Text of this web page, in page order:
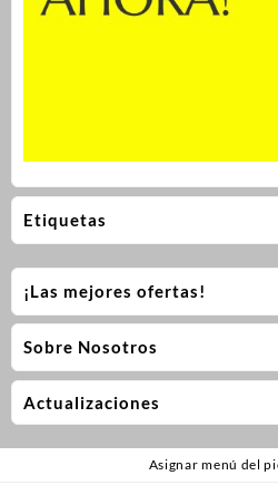
Etiquetas
¡Las mejores ofertas!
Sobre Nosotros
Actualizaciones
Asignar menú del